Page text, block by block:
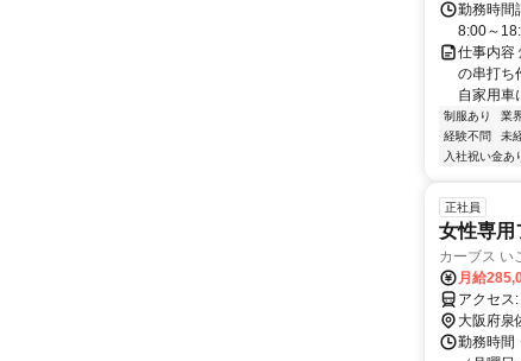
勤務時間
8:00～
仕事内容
の串打ち
自家用車
制服あり 業
経験不問
未
入社祝い金あ
正社員
女性専
カーブス い
月給
大阪府泉
勤務時間